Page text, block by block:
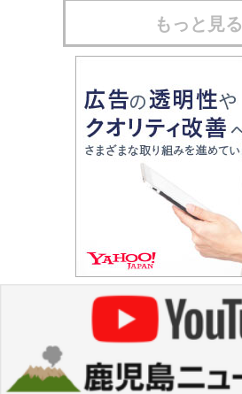
もっと見る